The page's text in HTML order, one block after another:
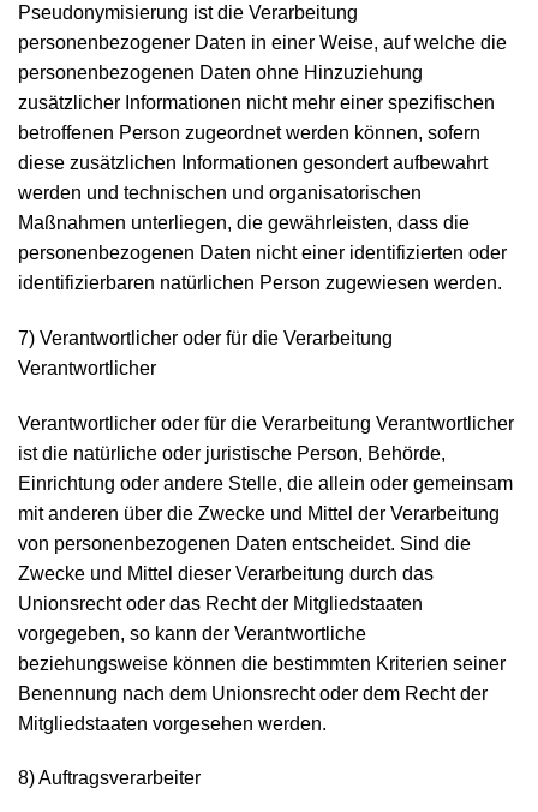
Pseudonymisierung ist die Verarbeitung
personenbezogener Daten in einer Weise, auf welche die
personenbezogenen Daten ohne Hinzuziehung
zusätzlicher Informationen nicht mehr einer spezifischen
betroffenen Person zugeordnet werden können, sofern
diese zusätzlichen Informationen gesondert aufbewahrt
werden und technischen und organisatorischen
Maßnahmen unterliegen, die gewährleisten, dass die
personenbezogenen Daten nicht einer identifizierten oder
identifizierbaren natürlichen Person zugewiesen werden.
7) Verantwortlicher oder für die Verarbeitung
Verantwortlicher
Verantwortlicher oder für die Verarbeitung Verantwortlicher
ist die natürliche oder juristische Person, Behörde,
Einrichtung oder andere Stelle, die allein oder gemeinsam
mit anderen über die Zwecke und Mittel der Verarbeitung
von personenbezogenen Daten entscheidet. Sind die
Zwecke und Mittel dieser Verarbeitung durch das
Unionsrecht oder das Recht der Mitgliedstaaten
vorgegeben, so kann der Verantwortliche
beziehungsweise können die bestimmten Kriterien seiner
Benennung nach dem Unionsrecht oder dem Recht der
Mitgliedstaaten vorgesehen werden.
8) Auftragsverarbeiter